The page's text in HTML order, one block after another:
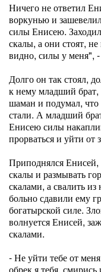
Ничего не ответил
воркунью и
силы Енисею.
скалы, а они стоят,
видно, силы у меня", -
Долго он так стоял,
к нему младший
шаман и подумал, что
стали. А младший
Енисею силы
прорваться и уйти от
Приподнялся Енисей,
скалы и размывать
скалами, а свалить
больно сдавили ему
богатырской силе.
волнуется Енисей,
скалами.
- Не уйти тебе от